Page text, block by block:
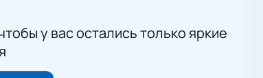
онлайн-оплата.
оформления заказа по телефону с поддержкой
чтобы узнать актуальную стоимость и
у вас остались только яркие